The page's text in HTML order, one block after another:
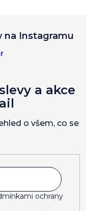
na Instagramu
ochrany
a akce
o všem, co se